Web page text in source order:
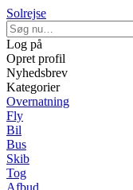
Solrejse
Log på
Opret profil
Nyhedsbrev
Kategorier
Overnatning
Fly
Bil
Bus
Skib
Tog
Afbud